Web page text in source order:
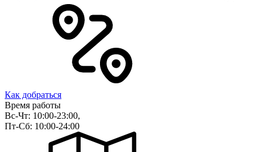
Как добраться
Время работы
Вс-Чт: 10:00-23:00,
Пт-Сб: 10:00-24:00